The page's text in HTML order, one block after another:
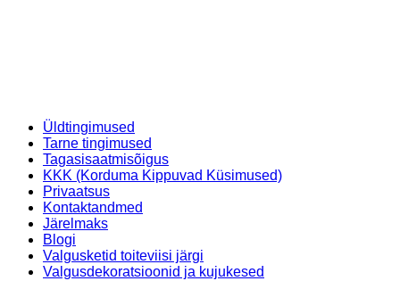
Üldtingimused
Tarne tingimused
Tagasisaatmisõigus
KKK (Korduma Kippuvad Küsimused)
Privaatsus
Kontaktandmed
Järelmaks
Blogi
Valgusketid toiteviisi järgi
Valgusdekoratsioonid ja kujukesed